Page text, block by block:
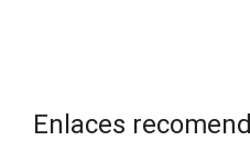
Enlaces